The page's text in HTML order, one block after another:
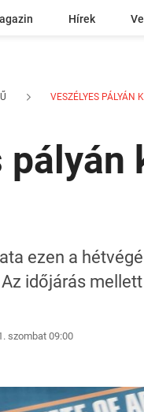
Hírek
VESZÉLYES PÁLYÁN
pályán
ezen a
időjárás
szombat 09:00